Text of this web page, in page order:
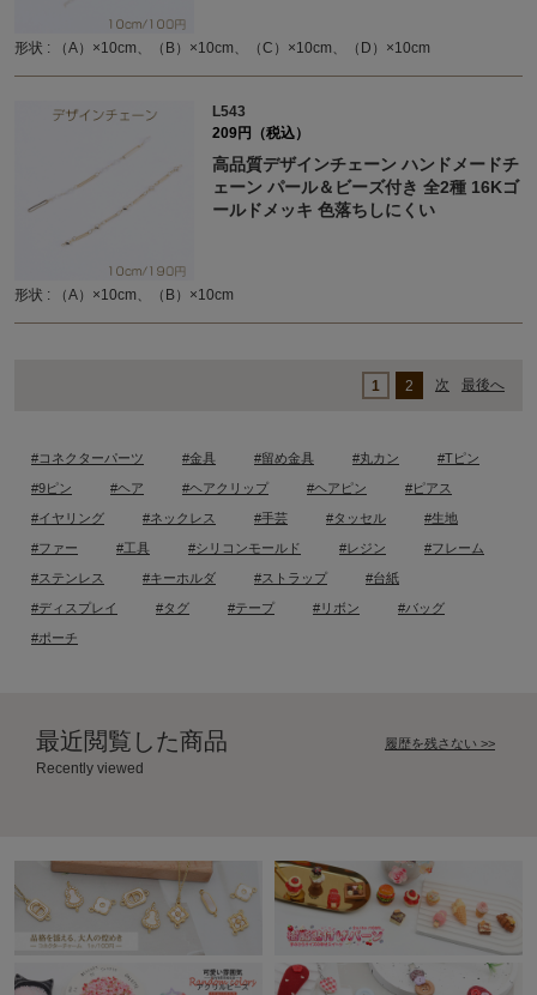
形状 : （A）×10cm、（B）×10cm、（C）×10cm、（D）×10cm
L543
209円（税込）
高品質デザインチェーン ハンドメードチ
ェーン パール＆ビーズ付き 全2種 16Kゴ
ールドメッキ 色落ちしにくい
形状 : （A）×10cm、（B）×10cm
1 2 次 最後へ
#コネクターパーツ #金具 #留め金具 #丸カン #Tピン
#9ピン #ヘア #ヘアクリップ #ヘアピン #ピアス
#イヤリング #ネックレス #手芸 #タッセル #生地
#ファー #工具 #シリコンモールド #レジン #フレーム
#ステンレス #キーホルダ #ストラップ #台紙
#ディスプレイ #タグ #テープ #リボン #バッグ
#ポーチ
最近閲覧した商品
Recently viewed
履歴を残さない >>